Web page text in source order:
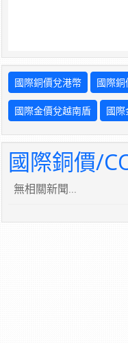
國際銅價兌港幣 國際
國際金價兌越南盾 國
國際銅價/
無相關新聞...